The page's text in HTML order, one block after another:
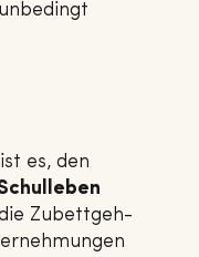
es, den
Zubettgeh-